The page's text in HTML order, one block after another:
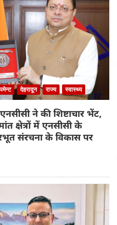
देहरादून राज्य स्वास्थ्य
ने की शिष्टाचार भेंट,
क्षेत्रों में एनसीसी के
संरचना के विकास पर